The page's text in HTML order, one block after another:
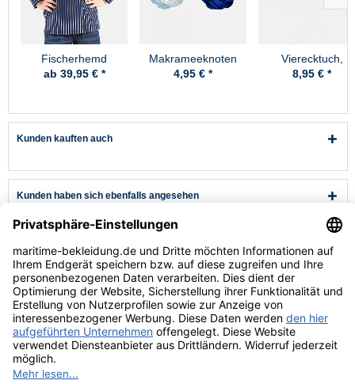
Fischerhemd
Original breit
ab 39,95 € *
Makrameeknoten
4,95 € *
Vierecktuch,
70x70cm, Anker
8,95 € *
Kunden kauften auch
Kunden haben sich ebenfalls angesehen
Kundenservice
Hilfe & Infos
Rechtliches